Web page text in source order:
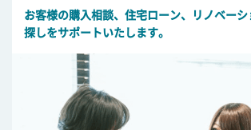
お客様の購入相談、住宅ローン、リノベー
探しをサポートいたします。